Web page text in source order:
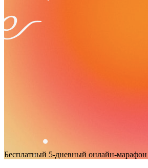
Бесплатный 5-дневный онлайн-марафон